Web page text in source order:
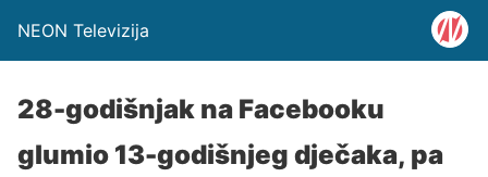
NEON Televizija
28-godišnjak na Facebooku
glumio 13-godišnjeg dječaka, pa